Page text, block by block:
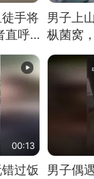
手将
直呼
参考
男子上
枞菌窝
长大：
00:13
过饭
男子偶